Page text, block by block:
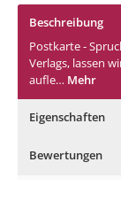
Beschreibung
Postkarte -
Verlags, lassen
aufle… Mehr
Eigenschaften
Bewertungen